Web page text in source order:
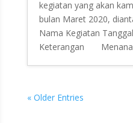
kegiatan yang akan
bulan Maret 2020,
Nama Kegiatan
Keterangan
« Older Entries